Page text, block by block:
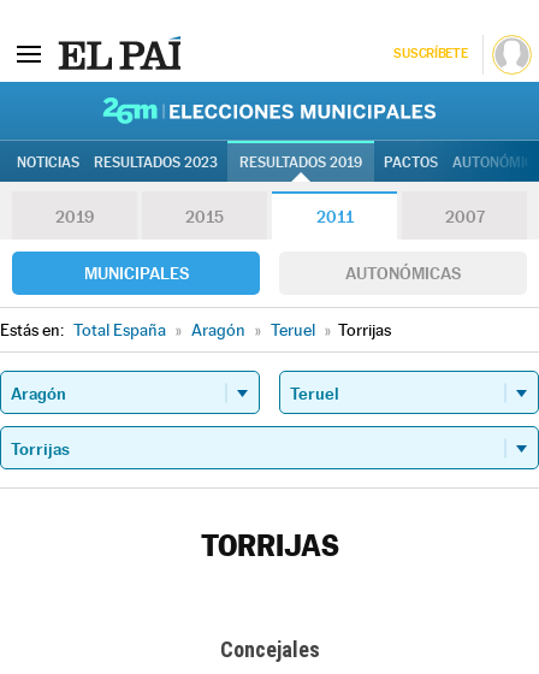
SUSCRÍBETE
NOTICIAS RESULTADOS 2023 RESULTADOS 2019 PACTOS
2019 2015 2011 2007
MUNICIPALES AUTONÓMICAS
Estás en: Total España » Aragón » Teruel » Torrijas
TORRIJAS
Concejales